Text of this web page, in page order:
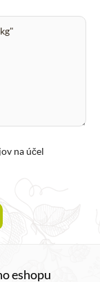
na účel
eshopu